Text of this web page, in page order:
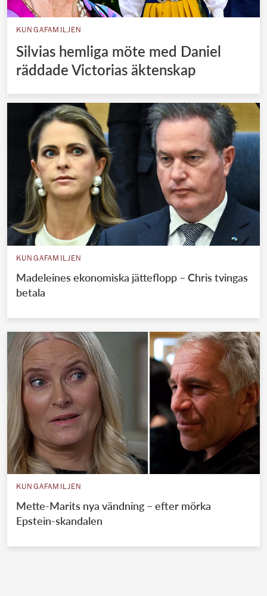
KUNGAFAMILJEN
Silvias hemliga möte med Daniel
räddade Victorias äktenskap
KUNGAFAMILJEN
Madeleines ekonomiska jätteflopp – Chris tvingas
betala
KUNGAFAMILJEN
Mette-Marits nya vändning – efter mörka
Epstein-skandalen